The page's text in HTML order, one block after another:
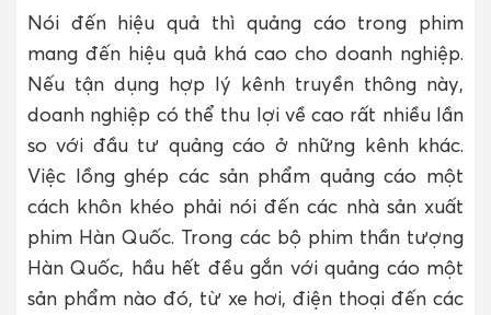
Nói đến hiệu quả thì quảng cáo trong phim
mang đến hiệu quả khá cao cho doanh nghiệp.
Nếu tận dụng hợp lý kênh truyền thông này,
doanh nghiệp có thể thu lợi về cao rất nhiều lần
so với đầu tư quảng cáo ở những kênh khác.
Việc lồng ghép các sản phẩm quảng cáo một
cách khôn khéo phải nói đến các nhà sản xuất
phim Hàn Quốc. Trong các bộ phim thần tượng
Hàn Quốc, hầu hết đều gắn với quảng cáo một
sản phẩm nào đó, từ xe hơi, điện thoại đến các